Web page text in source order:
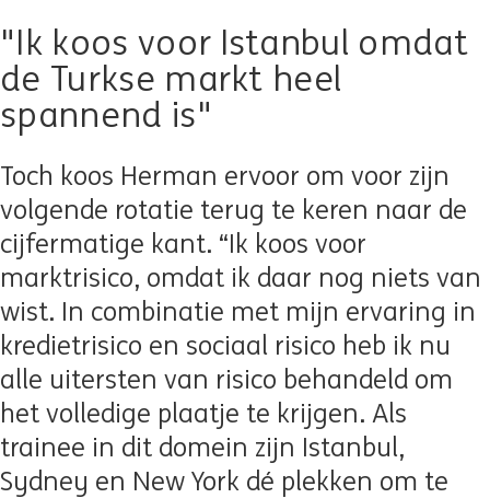
"Ik koos voor Istanbul omdat
de Turkse markt heel
spannend is"
Toch koos Herman ervoor om voor zijn
volgende rotatie terug te keren naar de
cijfermatige kant. “Ik koos voor
marktrisico, omdat ik daar nog niets van
wist. In combinatie met mijn ervaring in
kredietrisico en sociaal risico heb ik nu
alle uitersten van risico behandeld om
het volledige plaatje te krijgen. Als
trainee in dit domein zijn Istanbul,
Sydney en New York dé plekken om te